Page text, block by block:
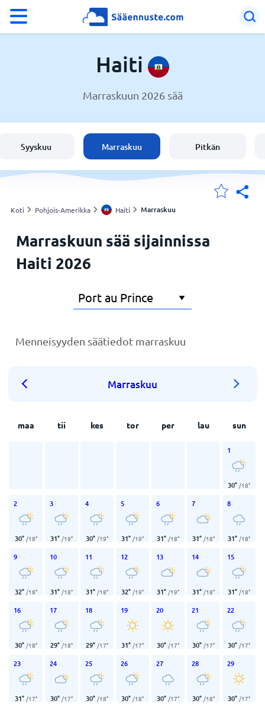
Suomi
Sijaintini
Koti
Haiti
Marraskuun 2026 sää
Syyskuu Marraskuu Pitkän
Koti Pohjois-Amerikka Haiti Marraskuu
Marraskuun sää sijainnissa
Haiti 2026
Menneisyyden säätiedot marraskuu
Marraskuu
maa tii kes tor per lau sun
1
30° /18°
2
30° /18°
3
31° /19°
4
30° /19°
5
31° /19°
6
31° /18°
7
31° /18°
8
31° /18°
9
32° /18°
10
31° /18°
11
31° /18°
12
32° /19°
13
31° /19°
14
31° /18°
15
31° /18°
16
30° /18°
17
29° /18°
18
29° /17°
19
31° /17°
20
30° /17°
21
30° /17°
22
30° /17°
23
31° /17°
24
30° /17°
25
30° /18°
26
30° /18°
27
30° /17°
28
30° /18°
29
30° /17°